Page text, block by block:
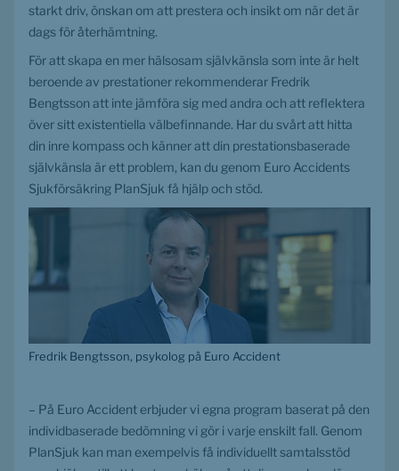
starkt driv, önskan om att prestera och insikt om när det är
dags för återhämtning.
För att skapa en mer hälsosam självkänsla som inte är helt
beroende av prestationer rekommenderar Fredrik
Bengtsson att inte jämföra sig med andra och att reflektera
över sitt existentiella välbefinnande. Har du svårt att hitta
din inre kompass och känner att din prestationsbaserade
självkänsla är ett problem, kan du genom Euro Accidents
Sjukförsäkring PlanSjuk få hjälp och stöd.
Fredrik Bengtsson, psykolog på Euro Accident
– På Euro Accident erbjuder vi egna program baserat på den
individbaserade bedömning vi gör i varje enskilt fall. Genom
PlanSjuk kan man exempelvis få individuellt samtalsstöd